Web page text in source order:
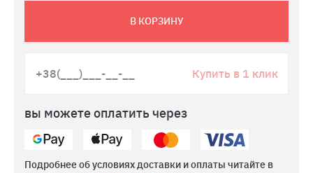
В КОРЗИНУ
Купить в 1 клик
вы можете оплатить через
Подробнее об условиях доставки и оплаты читайте в